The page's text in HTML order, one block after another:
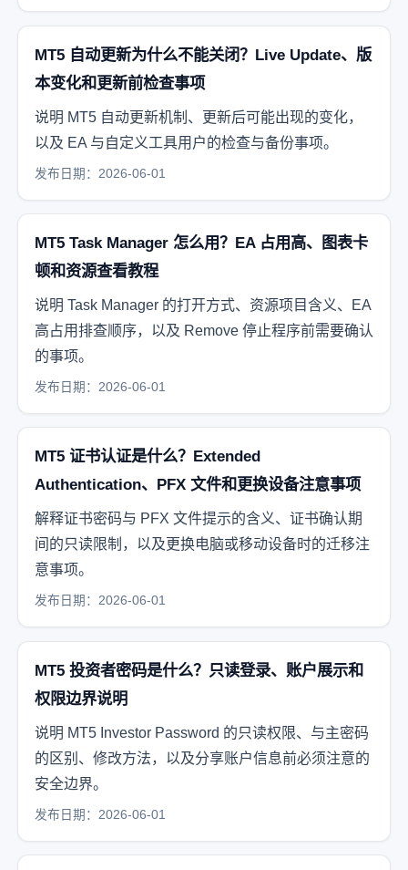
MT5 自动更新为什么不能关闭？Live Update、版
本变化和更新前检查事项
说明 MT5 自动更新机制、更新后可能出现的变化，
以及 EA 与自定义工具用户的检查与备份事项。
发布日期：2026-06-01
MT5 Task Manager 怎么用？EA 占用高、图表卡
顿和资源查看教程
说明 Task Manager 的打开方式、资源项目含义、EA
高占用排查顺序，以及 Remove 停止程序前需要确认
的事项。
发布日期：2026-06-01
MT5 证书认证是什么？Extended
Authentication、PFX 文件和更换设备注意事项
解释证书密码与 PFX 文件提示的含义、证书确认期
间的只读限制，以及更换电脑或移动设备时的迁移注
意事项。
发布日期：2026-06-01
MT5 投资者密码是什么？只读登录、账户展示和
权限边界说明
说明 MT5 Investor Password 的只读权限、与主密码
的区别、修改方法，以及分享账户信息前必须注意的
安全边界。
发布日期：2026-06-01